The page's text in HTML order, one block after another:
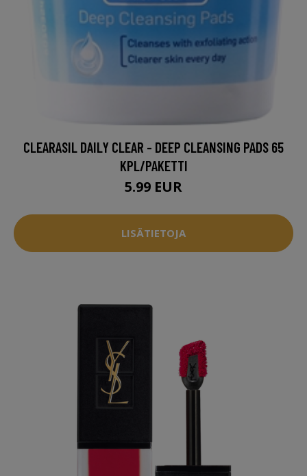
CLEARASIL DAILY CLEAR - DEEP CLEANSING PADS 65
KPL/PAKETTI
5.99 EUR
LISÄTIETOJA